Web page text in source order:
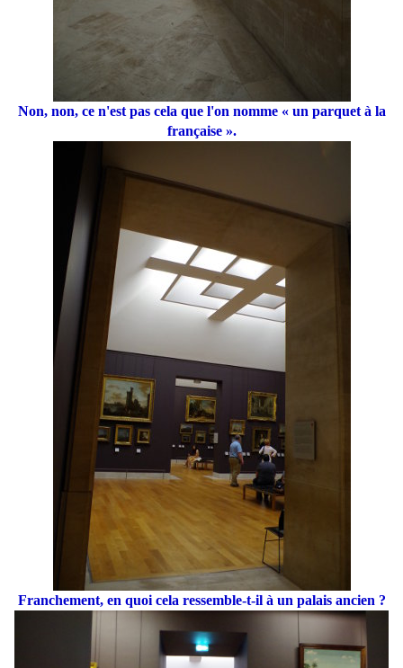
Non, non, ce n'est pas cela que l'on nomme « un parquet à la
française ».
Franchement, en quoi cela ressemble-t-il à un palais ancien ?